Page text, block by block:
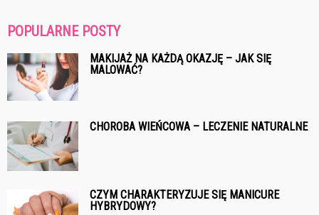
POPULARNE POSTY
MAKIJAŻ NA KAŻDĄ OKAZJĘ – JAK SIĘ
MALOWAĆ?
CHOROBA WIEŃCOWA – LECZENIE NATURALNE
CZYM CHARAKTERYZUJE SIĘ MANICURE
HYBRYDOWY?